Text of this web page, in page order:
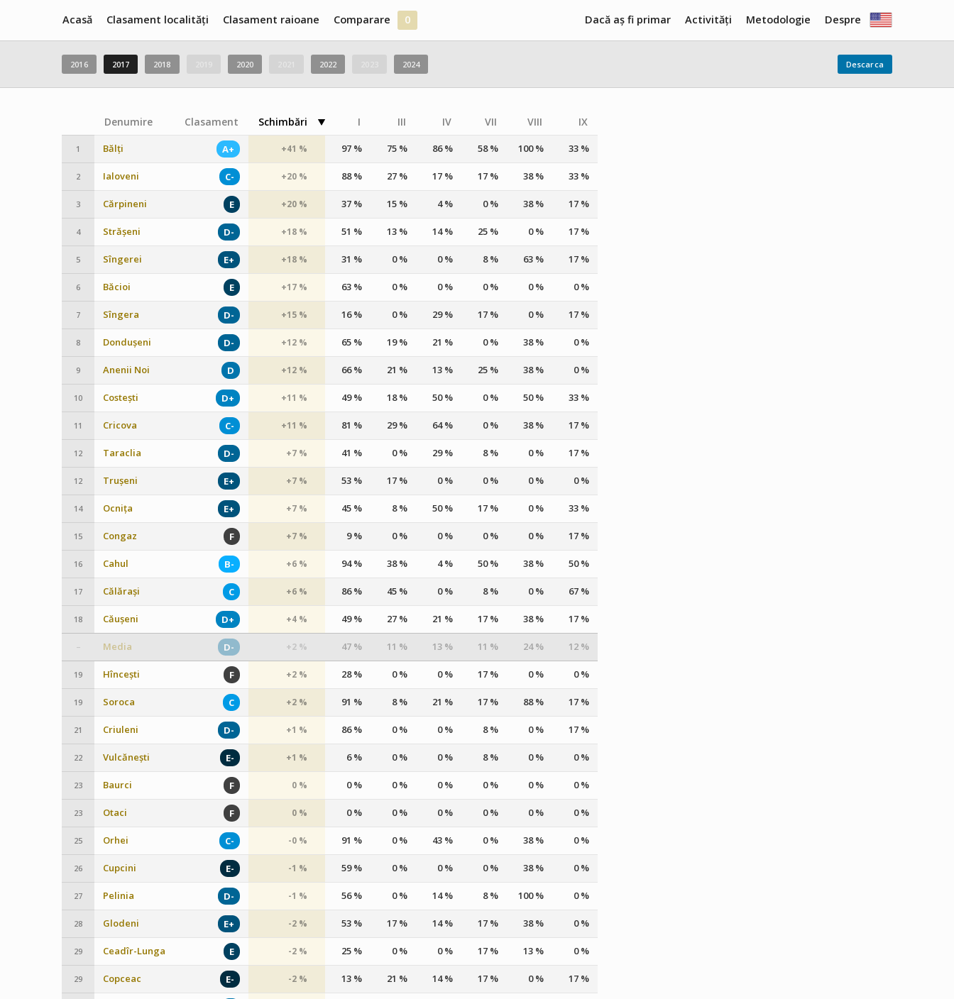
Acasă Despre
Clasament localități Metodologie
Clasament raioane Activități
Comparare 0 Dacă aș fi primar
2016 2017 2018 2020 2022 2024 Descarca
Denumire Clasament Schimbări I III IV VII VIII IX
1 Bălți A+ +41 % 97 % 75 % 86 % 58 % 100 % 33 %
2 Ialoveni C- +20 % 88 % 27 % 17 % 17 % 38 % 33 %
3 Cărpineni E +20 % 37 % 15 % 4 % 0 % 38 % 17 %
4 Strășeni D- +18 % 51 % 13 % 14 % 25 % 0 % 17 %
5 Sîngerei E+ +18 % 31 % 0 % 0 % 8 % 63 % 17 %
6 Băcioi E +17 % 63 % 0 % 0 % 0 % 0 % 0 %
7 Sîngera D- +15 % 16 % 0 % 29 % 17 % 0 % 17 %
8 Dondușeni D- +12 % 65 % 19 % 21 % 0 % 38 % 0 %
9 Anenii Noi D +12 % 66 % 21 % 13 % 25 % 38 % 0 %
10 Costești D+ +11 % 49 % 18 % 50 % 0 % 50 % 33 %
11 Cricova C- +11 % 81 % 29 % 64 % 0 % 38 % 17 %
12 Taraclia D- +7 % 41 % 0 % 29 % 8 % 0 % 17 %
12 Trușeni E+ +7 % 53 % 17 % 0 % 0 % 0 % 0 %
14 Ocnița E+ +7 % 45 % 8 % 50 % 17 % 0 % 33 %
15 Congaz F +7 % 9 % 0 % 0 % 0 % 0 % 17 %
16 Cahul B- +6 % 94 % 38 % 4 % 50 % 38 % 50 %
17 Călărași C +6 % 86 % 45 % 0 % 8 % 0 % 67 %
18 Căușeni D+ +4 % 49 % 27 % 21 % 17 % 38 % 17 %
– Media D- +2 % 47 % 11 % 13 % 11 % 24 % 12 %
19 Hîncești F +2 % 28 % 0 % 0 % 17 % 0 % 0 %
19 Soroca C +2 % 91 % 8 % 21 % 17 % 88 % 17 %
21 Criuleni D- +1 % 86 % 0 % 0 % 8 % 0 % 17 %
22 Vulcănești E- +1 % 6 % 0 % 0 % 8 % 0 % 0 %
23 Baurci F 0 % 0 % 0 % 0 % 0 % 0 % 0 %
23 Otaci F 0 % 0 % 0 % 0 % 0 % 0 % 0 %
25 Orhei C- -0 % 91 % 0 % 43 % 0 % 38 % 0 %
26 Cupcini E- -1 % 59 % 0 % 0 % 0 % 38 % 0 %
27 Pelinia D- -1 % 56 % 0 % 14 % 8 % 100 % 0 %
28 Glodeni E+ -2 % 53 % 17 % 14 % 17 % 38 % 0 %
29 Ceadîr-Lunga E -2 % 25 % 0 % 0 % 17 % 13 % 0 %
29 Copceac E- -2 % 13 % 21 % 14 % 17 % 0 % 17 %